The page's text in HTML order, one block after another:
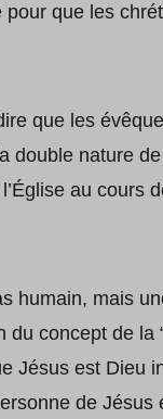
pour que les
que les
double nature
au cours
humain, mais
concept de la
Jésus est Dieu
de Jésus